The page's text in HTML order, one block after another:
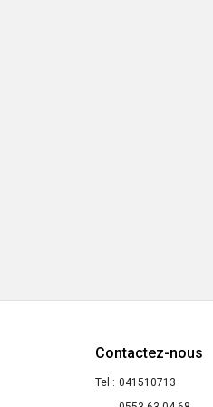
Contactez-nous
Tel : 041510713